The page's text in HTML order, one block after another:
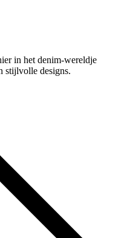
in het denim-wereldje
stijlvolle designs.